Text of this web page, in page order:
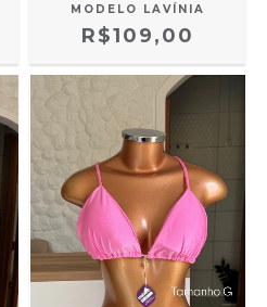
MODELO LAVÍNIA
R$109,00